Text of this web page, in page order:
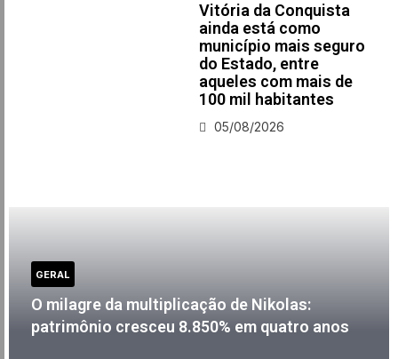
Vitória da Conquista
ainda está como
município mais seguro
do Estado, entre
aqueles com mais de
100 mil habitantes
05/08/2026
GERAL
O milagre da multiplicação de Nikolas:
patrimônio cresceu 8.850% em quatro anos